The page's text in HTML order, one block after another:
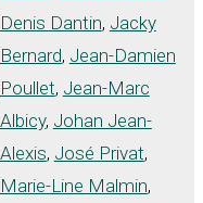
Denis Dantin, Jacky
Bernard, Jean-Damien
Poullet, Jean-Marc
Albicy, Johan Jean-
Alexis, José Privat,
Marie-Line Malmin,